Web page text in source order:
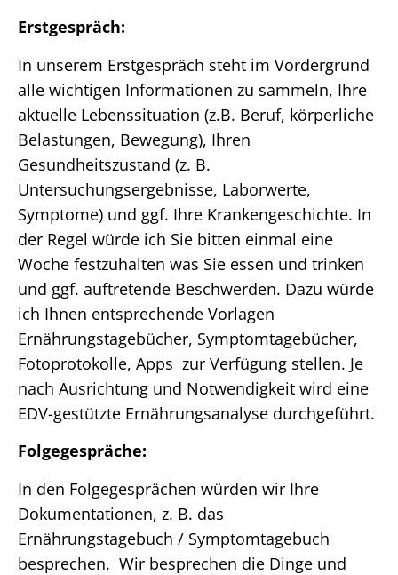
Erstgespräch:
In unserem Erstgespräch steht im Vordergrund
alle wichtigen Informationen zu sammeln, Ihre
aktuelle Lebenssituation (z.B. Beruf, körperliche
Belastungen, Bewegung), Ihren
Gesundheitszustand (z. B.
Untersuchungsergebnisse, Laborwerte,
Symptome) und ggf. Ihre Krankengeschichte. In
der Regel würde ich Sie bitten einmal eine
Woche festzuhalten was Sie essen und trinken
und ggf. auftretende Beschwerden. Dazu würde
ich Ihnen entsprechende Vorlagen
Ernährungstagebücher, Symptomtagebücher,
Fotoprotokolle, Apps zur Verfügung stellen. Je
nach Ausrichtung und Notwendigkeit wird eine
EDV-gestützte Ernährungsanalyse durchgeführt.
Folgegespräche:
In den Folgegesprächen würden wir Ihre
Dokumentationen, z. B. das
Ernährungstagebuch / Symptomtagebuch
besprechen. Wir besprechen die Dinge und